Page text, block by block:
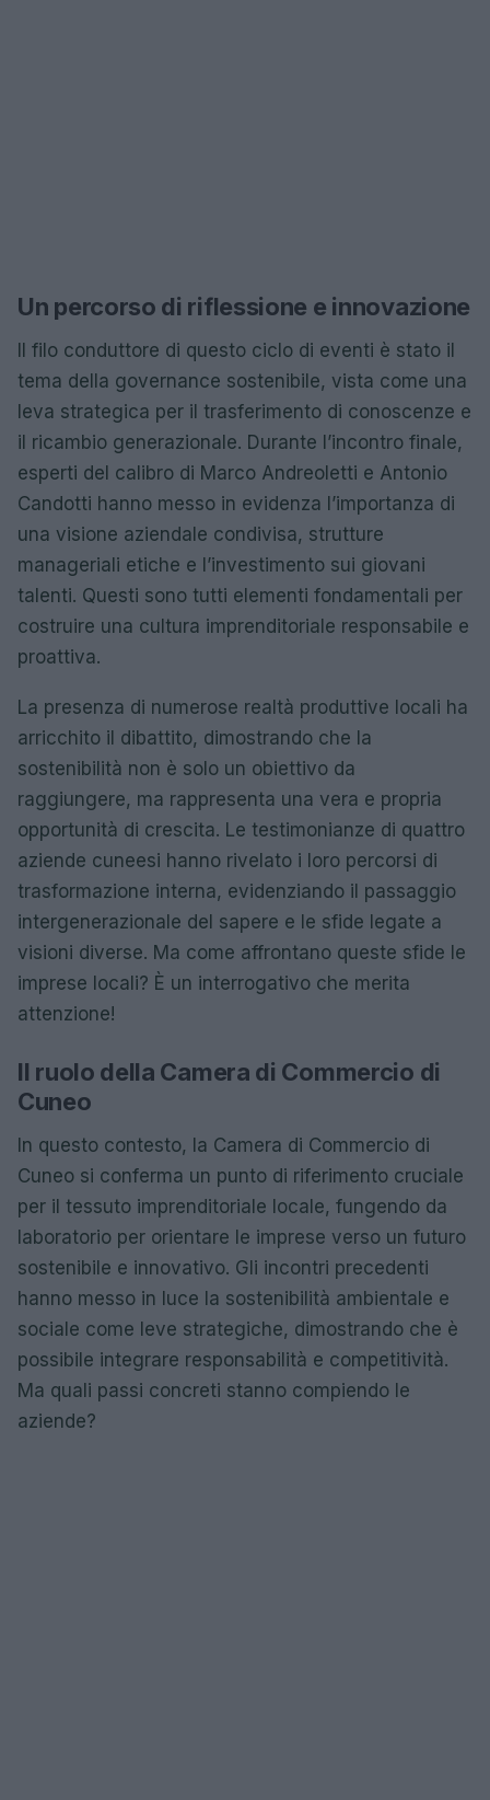
Un percorso di riflessione e innovazione
Il filo conduttore di questo ciclo di eventi è stato il
tema della governance sostenibile, vista come una
leva strategica per il trasferimento di conoscenze e
il ricambio generazionale. Durante l’incontro finale,
esperti del calibro di Marco Andreoletti e Antonio
Candotti hanno messo in evidenza l’importanza di
una visione aziendale condivisa, strutture
manageriali etiche e l’investimento sui giovani
talenti. Questi sono tutti elementi fondamentali per
costruire una cultura imprenditoriale responsabile e
proattiva.
La presenza di numerose realtà produttive locali ha
arricchito il dibattito, dimostrando che la
sostenibilità non è solo un obiettivo da
raggiungere, ma rappresenta una vera e propria
opportunità di crescita. Le testimonianze di quattro
aziende cuneesi hanno rivelato i loro percorsi di
trasformazione interna, evidenziando il passaggio
intergenerazionale del sapere e le sfide legate a
visioni diverse. Ma come affrontano queste sfide le
imprese locali? È un interrogativo che merita
attenzione!
Il ruolo della Camera di Commercio di
Cuneo
In questo contesto, la Camera di Commercio di
Cuneo si conferma un punto di riferimento cruciale
per il tessuto imprenditoriale locale, fungendo da
laboratorio per orientare le imprese verso un futuro
sostenibile e innovativo. Gli incontri precedenti
hanno messo in luce la sostenibilità ambientale e
sociale come leve strategiche, dimostrando che è
possibile integrare responsabilità e competitività.
Ma quali passi concreti stanno compiendo le
aziende?